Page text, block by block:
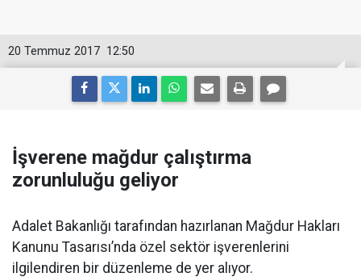
12:50
20 Temmuz 2017
İşverene mağdur çalıştırma
zorunluluğu geliyor
Adalet Bakanlığı tarafından hazırlanan Mağdur Hakları
Kanunu Tasarısı’nda özel sektör işverenlerini
ilgilendiren bir düzenleme de yer alıyor.